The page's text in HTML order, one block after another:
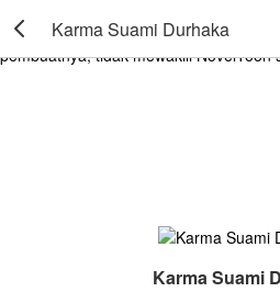
NovelToon Miss Ra, isi konten
pembuatnya, tidak mewakili NovelToon
 Karma Suami Durhaka
Karma Suami